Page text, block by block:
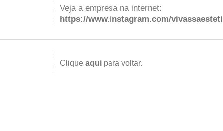
Veja a empresa na internet:
https://www.instagram.com/
Clique aqui para voltar.